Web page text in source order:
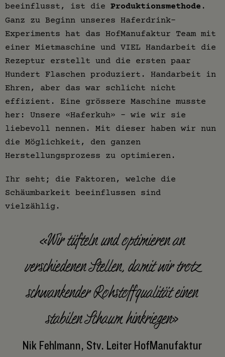
beeinflusst, ist die Produktionsmethode .
Ganz zu Beginn unseres Haferdrink-
Experiments hat das HofManufaktur Team mit
einer Mietmaschine und VIEL Handarbeit die
Rezeptur erstellt und die ersten paar
Hundert Flaschen produziert. Handarbeit in
Ehren, aber das war schlicht nicht
effizient. Eine grössere Maschine musste
her: Unsere «Haferkuh» - wie wir sie
liebevoll nennen. Mit dieser haben wir nun
die Möglichkeit, den ganzen
Herstellungsprozess zu optimieren.
Ihr seht; die Faktoren, welche die
Schäumbarkeit beeinflussen sind
vielzählig.
«Wir tüfteln und optimieren an
verschiedenen Stellen, damit wir trotz
schwankender Rohstoffqualität einen
stabilen Schaum hinkriegen»
Nik Fehlmann, Stv. Leiter HofManufaktur